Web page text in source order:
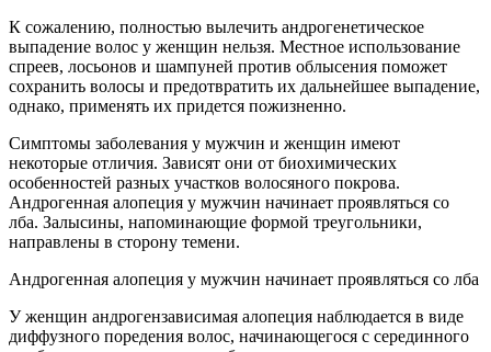
К сожалению, полностью вылечить андрогенетическое
выпадение волос у женщин нельзя. Местное использование
спреев, лосьонов и шампуней против облысения поможет
сохранить волосы и предотвратить их дальнейшее выпадение,
однако, применять их придется пожизненно.
Симптомы заболевания у мужчин и женщин имеют
некоторые отличия. Зависят они от биохимических
особенностей разных участков волосяного покрова.
Андрогенная алопеция у мужчин начинает проявляться со
лба. Залысины, напоминающие формой треугольники,
направлены в сторону темени.
Андрогенная алопеция у мужчин начинает проявляться со лба
У женщин андрогензависимая алопеция наблюдается в виде
диффузного поредения волос, начинающегося с серединного